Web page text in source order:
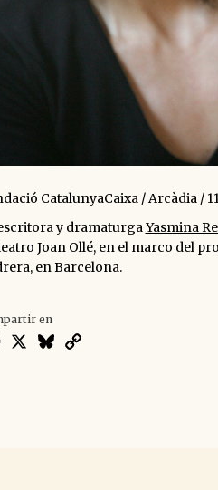
CatalunyaCaixa / Arcàdia /
y dramaturgaYasmina
Joan Ollé, en el marco del
en Barcelona.
en
WhatsApp
X Bluesky